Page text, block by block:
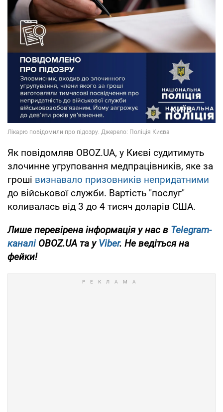
Як повідомляв OBOZ.UA, у Києві судитимуть
злочинне угруповання медпрацівників, яке за
гроші визнавало призовників непридатними
до військової служби. Вартість "послуг"
коливалась від 3 до 4 тисяч доларів США.
Лише перевірена інформація у нас в Telegram-
каналіOBOZ.UA та уViber. Не ведіться на
фейки!